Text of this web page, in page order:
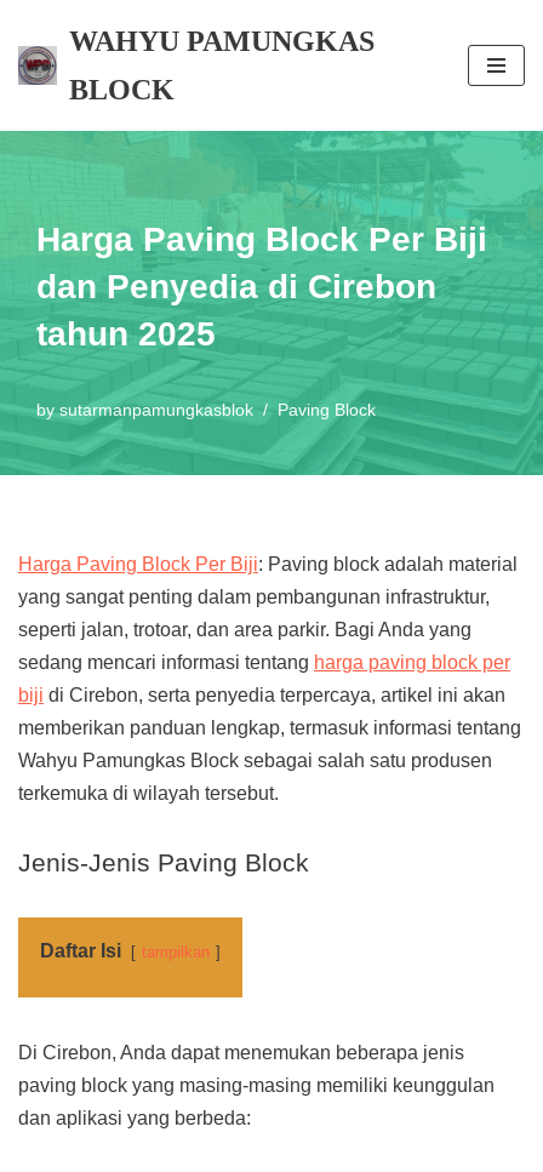
Skip
content
WAHYU PAMUNGKAS
BLOCK
Harga Paving Block Per Biji
dan Penyedia di Cirebon
tahun 2025
by sutarmanpamungkasblok Paving Block
Harga Paving Block Per Biji: Paving block adalah material
yang sangat penting dalam pembangunan infrastruktur,
seperti jalan, trotoar, dan area parkir. Bagi Anda yang
sedang mencari informasi tentang harga paving block per
biji di Cirebon, serta penyedia terpercaya, artikel ini akan
memberikan panduan lengkap, termasuk informasi tentang
Wahyu Pamungkas Block sebagai salah satu produsen
terkemuka di wilayah tersebut.
Jenis-Jenis Paving Block
Daftar Isi tampilkan
Di Cirebon, Anda dapat menemukan beberapa jenis
paving block yang masing-masing memiliki keunggulan
dan aplikasi yang berbeda: